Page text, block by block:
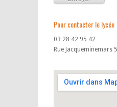
Pour contacter le lycée
03 28 42 95 42
Rue Jacqueminemars